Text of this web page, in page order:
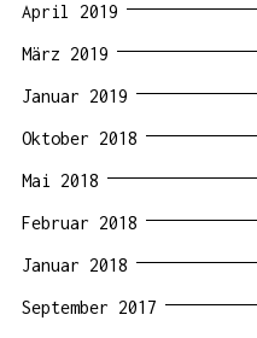
April 2019
März 2019
Januar 2019
Oktober 2018
Mai 2018
Februar 2018
Januar 2018
September 2017